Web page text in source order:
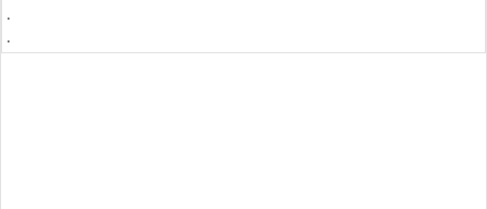
.
.